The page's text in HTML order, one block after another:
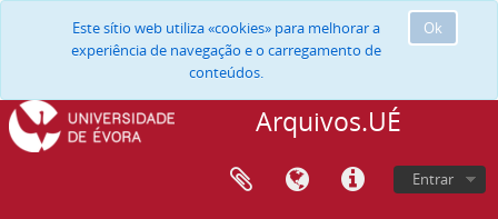
Ok
Este sítio web utiliza «cookies» para melhorar a
experiência de navegação e o carregamento de
conteúdos.
Arquivos.UÉ
Entrar